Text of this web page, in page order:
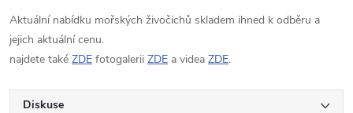
Aktuální nabídku mořských živočichů skladem ihned k odběru a
jejich aktuální cenu.
najdete také ZDE fotogalerii ZDE a videa ZDE.
Diskuse